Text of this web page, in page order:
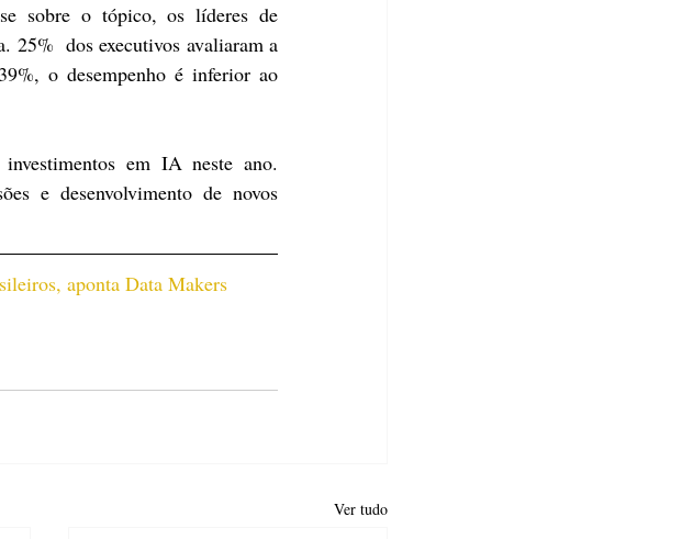
sobre o tópico, os líderes de
25%  dos executivos avaliaram a
o desempenho é inferior ao
em IA neste ano.
e desenvolvimento de novos
aponta Data Makers
Ver tudo